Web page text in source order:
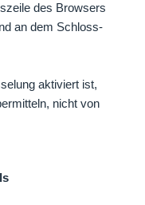
des Browsers
an dem Schloss-
aktiviert ist,
nicht von